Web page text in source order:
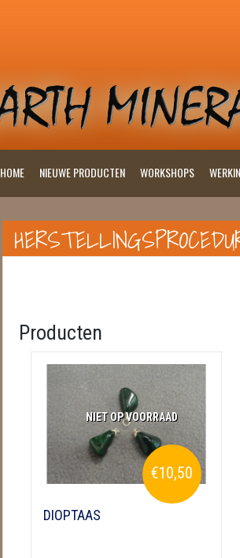
HOME NIEUWE PRODUCTEN WORKSHOPS
Producten
NIET OP VOORRAAD
€10,50
DIOPTAAS